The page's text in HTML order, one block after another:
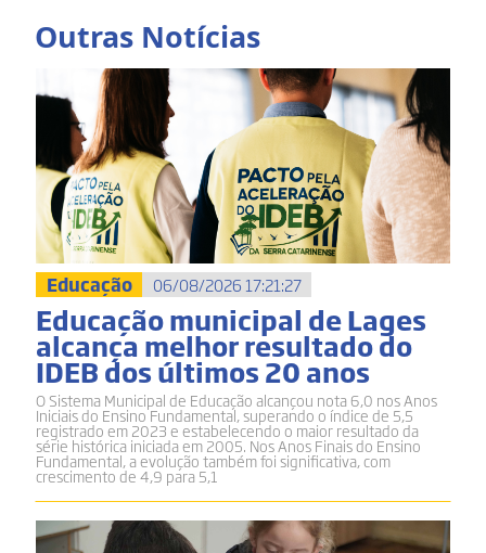
Outras Notícias
Educação 06/08/2026 17:21:27
Educação municipal de Lages
alcança melhor resultado do
IDEB dos últimos 20 anos
O Sistema Municipal de Educação alcançou nota 6,0 nos Anos
Iniciais do Ensino Fundamental, superando o índice de 5,5
registrado em 2023 e estabelecendo o maior resultado da
série histórica iniciada em 2005. Nos Anos Finais do Ensino
Fundamental, a evolução também foi significativa, com
crescimento de 4,9 para 5,1